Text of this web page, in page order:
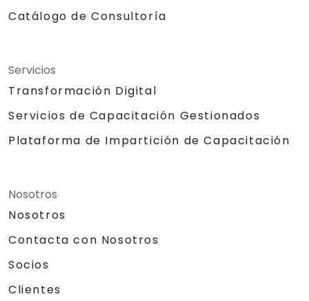
Catálogo de Consultoría
Servicios
Transformación Digital
Servicios de Capacitación Gestionados
Plataforma de Impartición de Capacitación
Nosotros
Nosotros
Contacta con Nosotros
Socios
Clientes